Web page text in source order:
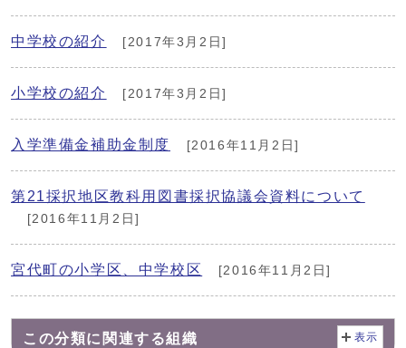
中学校の紹介 [2017年3月2日]
小学校の紹介 [2017年3月2日]
入学準備金補助金制度 [2016年11月2日]
第21採択地区教科用図書採択協議会資料について
[2016年11月2日]
宮代町の小学区、中学校区 [2016年11月2日]
この分類に関連する組織 表示